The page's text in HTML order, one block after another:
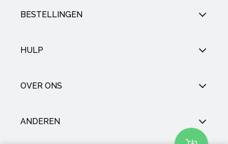
BESTELLINGEN
HULP
OVER ONS
ANDEREN